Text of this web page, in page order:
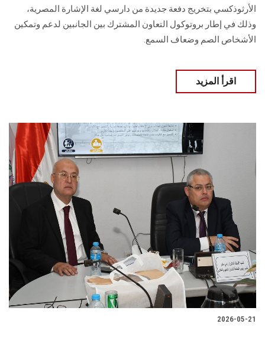
الأرثوذكسي بتخريج دفعة جديدة من دارسي لغة الإشارة المصرية،
وذلك في إطار بروتوكول التعاون المشترك بين الجانبين لدعم وتمكين
الأشخاص الصم وضعاف السمع.
اقرأ المزيد
2026-05-21